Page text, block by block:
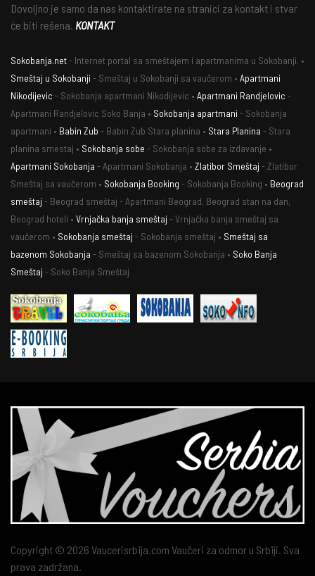
Dovoljno je samo da nas kontaktirate na stranici za kontakt i stvar
će biti rešena. KONTAKT
Sokobanja.net- Internet portal sa smeštajem i apartmanima u Sokobanji. •
Smeštaj u Sokobanji - Smeštaj u Sokobanji sa vaučerom • Apartmani
Nikodijevic - Sokobanja apartmani Nikodijevic • Apartmani Randjelovic -
Apartmani Randjelovic Soko Banja • Sokobanja apartmani - Sokobanja
apartmani • Babin Zub - Babin Zub Stara planina • Stara Planina - Stara
planina smestaj • Sokobanja sobe - Sokobanja sobe za izdavanje •
Apartmani Sokobanja - Apartmani Sokobanja • Zlatibor Smeštaj - Zlatibor
Smeštaj sa vaučerom • Sokobanja Booking - Sokobanja Booking • Beograd
smeštaj - Beograd smeštaj - Apartmani Beograd, Beograd stan na dan,
Beograd hoteli • Vrnjačka banja smeštaj - Vrnjačka banja smeštaj sa
vaučerom • Sokobanja smeštaj - Sokobanja smeštaj • Smeštaj sa
bazenom Sokobanja - Smeštaj sa bazenom Sokobanja • Soko Banja
Smeštaj - Soko Banja Smeštaj
Copyright © 2026 Vaucerisrbija.com Vaučeri za odmor u Srbiji. Sva
prava zadržana.